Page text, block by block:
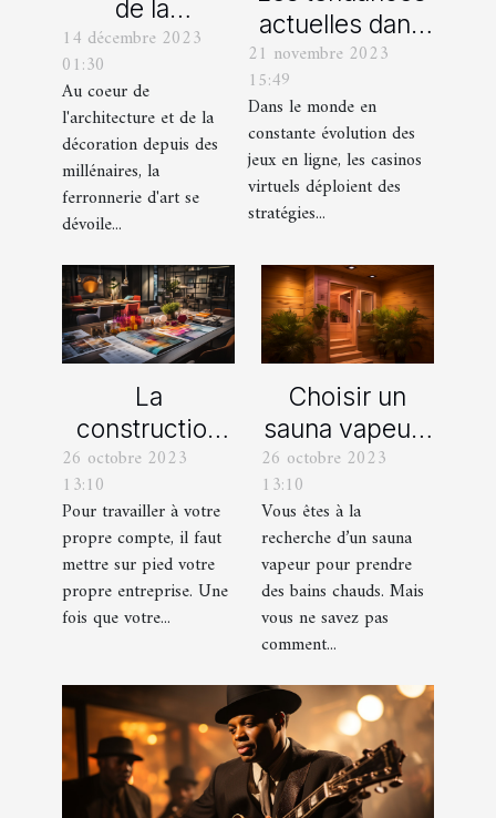
de la
ferronnerie
d'art à travers
les siècles
14 décembre 2023
01:30
Au coeur de
l'architecture et de la
décoration depuis des
millénaires, la
ferronnerie d'art se
dévoile...
actuelles dans
les offres
promotionnelles
des casinos en
ligne
21 novembre 2023
15:49
Dans le monde en
constante évolution des
jeux en ligne, les casinos
virtuels déploient des
stratégies...
La
construction
d’une identité
d’entreprise :
que faut-il en
savoir ?
26 octobre 2023
13:10
Pour travailler à votre
propre compte, il faut
mettre sur pied votre
propre entreprise. Une
fois que votre...
Choisir un
sauna vapeur :
comment s’y
prendre ?
26 octobre 2023
13:10
Vous êtes à la
recherche d’un sauna
vapeur pour prendre
des bains chauds. Mais
vous ne savez pas
comment...